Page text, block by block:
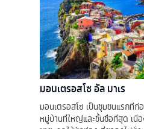
มอนเตรอสโซ อัล มาเร
มอนเตรอสโซ เป็นชุมชนแรกที่
หมู่บ้านที่ใหญ่และขึ้นชื่อที่สุด เนื่